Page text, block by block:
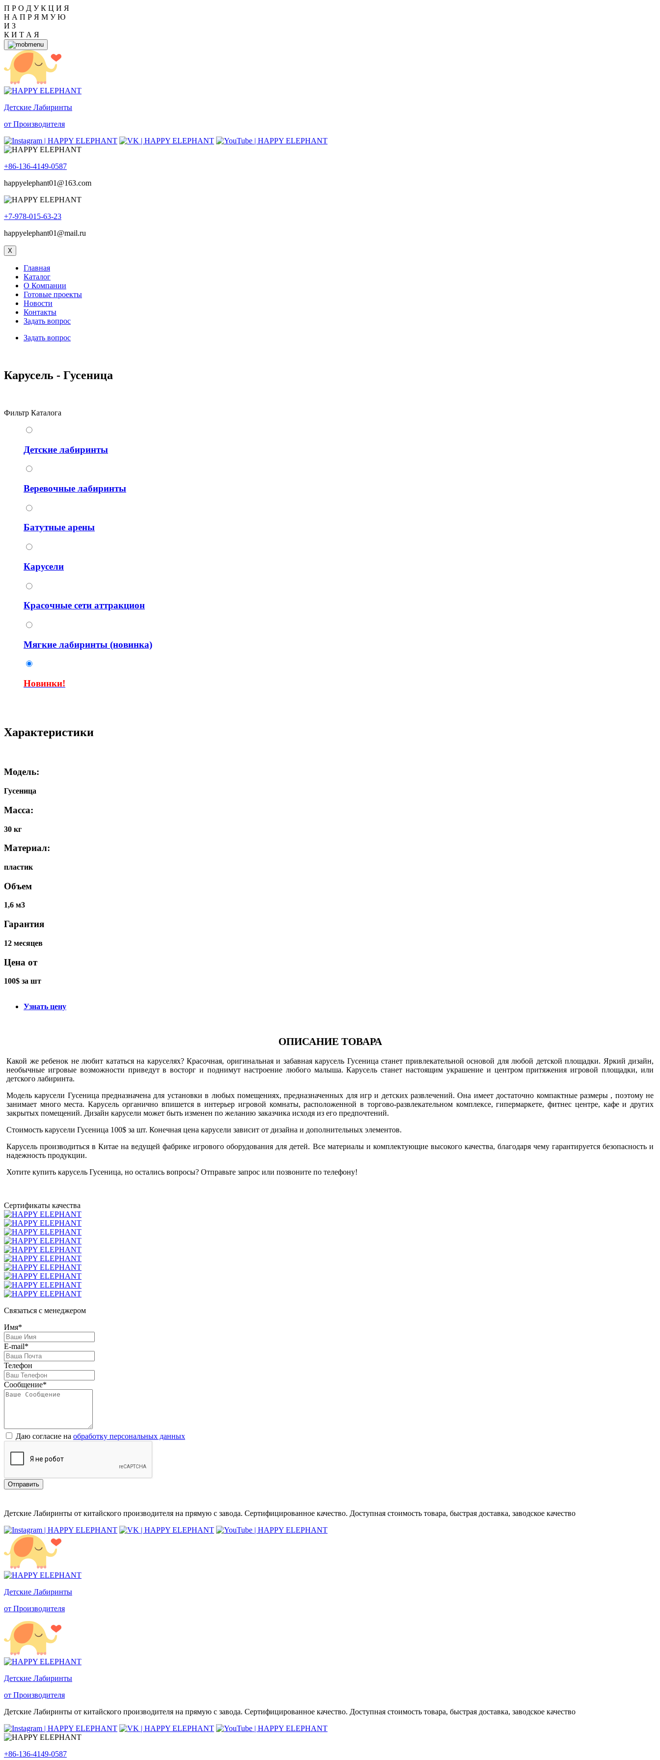
П Р О Д У К Ц И Я
Н А П Р Я М У Ю
И З
К И Т А Я
Детские Лабиринты
от Производителя
+86-136-4149-0587
happyelephant01@163.com
+7-978-015-63-23
happyelephant01@mail.ru
X
Главная
Каталог
О Компании
Готовые проекты
Новости
Контакты
Задать вопрос
Задать вопрос
Карусель - Гусеница
Фильтр Каталога
Детские лабиринты
Веревочные лабиринты
Батутные арены
Карусели
Красочные сети аттракцион
Мягкие лабиринты (новинка)
Новинки!
Характеристики
Модель:
Гусеница
Масса:
30 кг
Материал:
пластик
Объем
1,6 м3
Гарантия
12 месяцев
Цена от
100$ за шт
Узнать цену
ОПИСАНИЕ ТОВАРА
Какой же ребенок не любит кататься на каруселях? Красочная, оригинальная и забавная карусель Гусеница станет привлекательной основой для любой детской площадки. Яркий дизайн,
необычные игровые возможности приведут в восторг и поднимут настроение любого малыша. Карусель станет настоящим украшение и центром притяжения игровой площадки, или
детского лабиринта.
Модель карусели Гусеница предназначена для установки в любых помещениях, предназначенных для игр и детских развлечений. Она имеет достаточно компактные размеры , поэтому не
занимает много места. Карусель органично впишется в интерьер игровой комнаты, расположенной в торгово-развлекательном комплексе, гипермаркете, фитнес центре, кафе и других
закрытых помещений. Дизайн карусели может быть изменен по желанию заказчика исходя из его предпочтений.
Стоимость карусели Гусеница 100$ за шт. Конечная цена карусели зависит от дизайна и дополнительных элементов.
Карусель производиться в Китае на ведущей фабрике игрового оборудования для детей. Все материалы и комплектующие высокого качества, благодаря чему гарантируется безопасность и
надежность продукции.
Хотите купить карусель Гусеница, но остались вопросы? Отправьте запрос или позвоните по телефону!
Сертификаты качества
Связаться с менеджером
Имя*
E-mail*
Телефон
Сообщение*
Даю согласие на обработку персональных данных
Отправить
Детские Лабиринты от китайского производителя на прямую с завода. Сертифицированное качество. Доступная стоимость товара, быстрая доставка, заводское качество
Детские Лабиринты
от Производителя
Детские Лабиринты
от Производителя
Детские Лабиринты от китайского производителя на прямую с завода. Сертифицированное качество. Доступная стоимость товара, быстрая доставка, заводское качество
+86-136-4149-0587